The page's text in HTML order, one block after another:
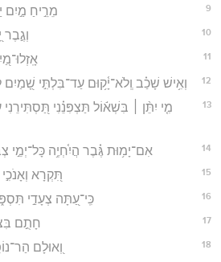
9 מֵרֵ֣יחַ מַ֣יִם
10 וְגֶ֣בֶר
11
12 וְאִ֥ישׁ שָׁכַ֗ב וְֽלֹא־יָ֫ק֥וּם עַד־בִּלְתִּ֣י שָׁ֭מַיִם
13
מִ֤י יִתֵּ֨ן ׀ בִּשְׁא֬וֹל תַּצְפִּנֵ֗נִי
14 אִם־יָמ֥וּת גֶּ֗בֶר הֲיִ֫חְיֶ֥ה כָּל־יְמֵ֣י
15 תִּ֭קְרָא
16 כִּֽי־עַ֭תָּה צְעָדַ֣י
17 חָתֻ֣ם
18 וְ֭אוּלָם